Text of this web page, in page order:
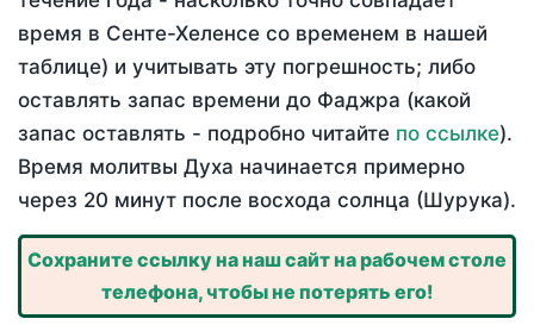
время в Сенте-Хеленсе со временем в нашей
таблице) и учитывать эту погрешность; либо
оставлять запас времени до Фаджра (какой
запас оставлять - подробно читайте по ссылке).
Время молитвы Духа начинается примерно
через 20 минут после восхода солнца (Шурука).
Сохраните ссылку на наш сайт на рабочем столе
телефона, чтобы не потерять его!